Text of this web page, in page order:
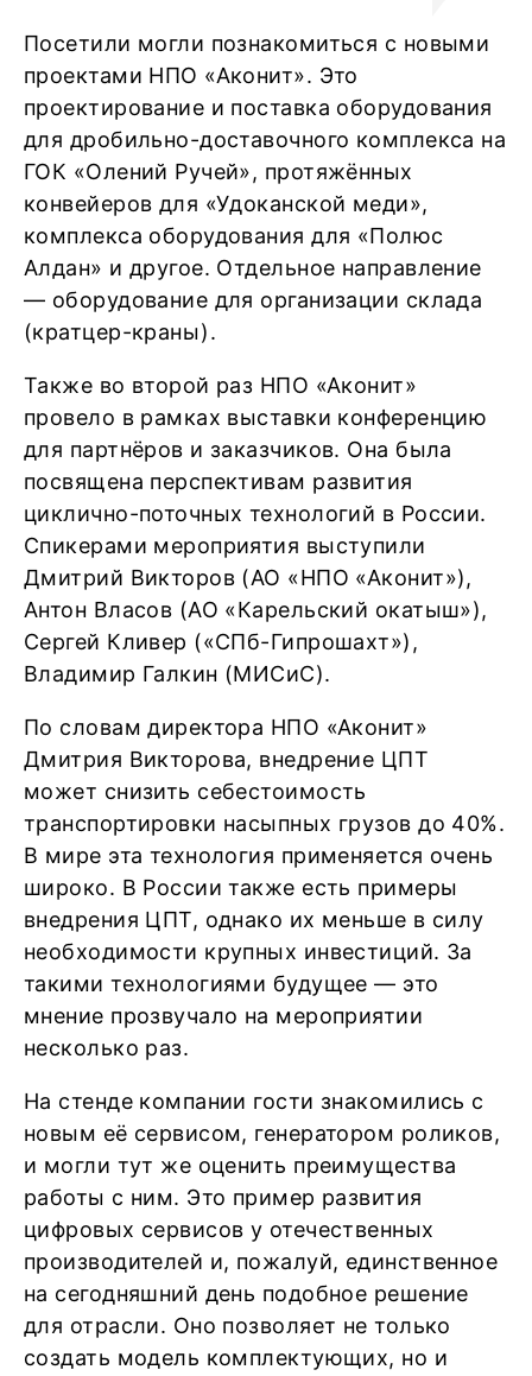
Посетили могли познакомиться с новыми
проектами НПО «Аконит». Это
проектирование и поставка оборудования
для дробильно-доставочного комплекса на
ГОК «Олений Ручей», протяжённых
конвейеров для «Удоканской меди»,
комплекса оборудования для «Полюс
Алдан» и другое. Отдельное направление
— оборудование для организации склада
(кратцер-краны).
Также во второй раз НПО «Аконит»
провело в рамках выставки конференцию
для партнёров и заказчиков. Она была
посвящена перспективам развития
циклично-поточных технологий в России.
Спикерами мероприятия выступили
Дмитрий Викторов (АО «НПО «Аконит»),
Антон Власов (АО «Карельский окатыш»),
Сергей Кливер («СПб-Гипрошахт»),
Владимир Галкин (МИСиС).
По словам директора НПО «Аконит»
Дмитрия Викторова, внедрение ЦПТ
может снизить себестоимость
транспортировки насыпных грузов до 40%.
В мире эта технология применяется очень
широко. В России также есть примеры
внедрения ЦПТ, однако их меньше в силу
необходимости крупных инвестиций. За
такими технологиями будущее — это
мнение прозвучало на мероприятии
несколько раз.
На стенде компании гости знакомились с
новым её сервисом, генератором роликов,
и могли тут же оценить преимущества
работы с ним. Это пример развития
цифровых сервисов у отечественных
производителей и, пожалуй, единственное
на сегодняшний день подобное решение
для отрасли. Оно позволяет не только
создать модель комплектующих, но и